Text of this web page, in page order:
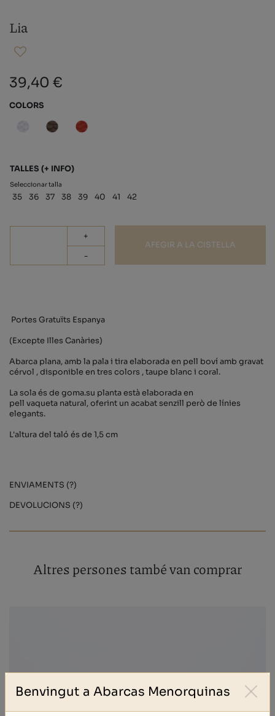
Lia
39,40 €
COLORS
TALLES (+ INFO)
Seleccionar talla
35 36 37 38 39 40 41 42
+
-
AFEGIR A LA CISTELLA
Portes Gratuïts Espanya
(Excepte Illes Canàries)
Abarca plana, amb la pala i tira elaborada en pell boví amb gravat
cérvol , disponible en tres colors , taupe blanc i coral.
La sola és de goma.su planta està elaborada en
pell vaqueta natural, oferint un acabat senzill però de línies
elegants.
L'altura del taló és de 1,5 cm
ENVIAMENTS (?)
DEVOLUCIONS (?)
Altres persones també van comprar
Benvingut a Abarcas Menorquinas